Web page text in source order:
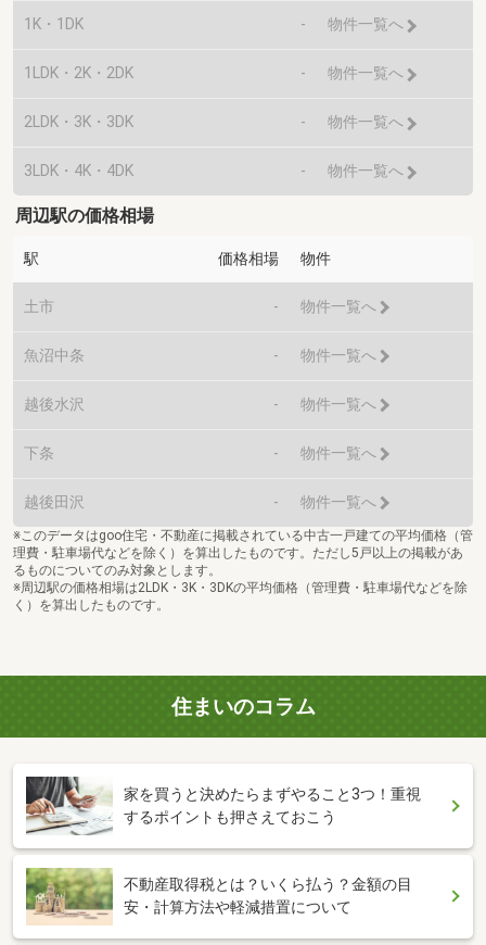
1K・1DK - 物件一覧へ
1LDK・2K・2DK - 物件一覧へ
2LDK・3K・3DK - 物件一覧へ
3LDK・4K・4DK - 物件一覧へ
周辺駅の価格相場
駅 価格相場 物件
土市 - 物件一覧へ
魚沼中条 - 物件一覧へ
越後水沢 - 物件一覧へ
下条 - 物件一覧へ
越後田沢 - 物件一覧へ
※このデータはgoo住宅・不動産に掲載されている中古一戸建ての平均価格（管
理費・駐車場代などを除く）を算出したものです。ただし5戸以上の掲載があ
るものについてのみ対象とします。
※周辺駅の価格相場は2LDK・3K・3DKの平均価格（管理費・駐車場代などを除
く）を算出したものです。
住まいのコラム
家を買うと決めたらまずやること3つ！重視
するポイントも押さえておこう
不動産取得税とは？いくら払う？金額の目
安・計算方法や軽減措置について